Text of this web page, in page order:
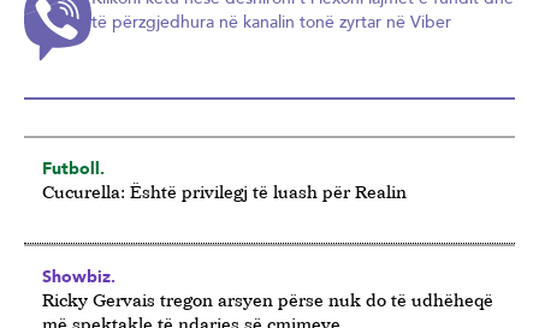
të përzgjedhura në kanalin tonë zyrtar në Viber
Futboll.
Cucurella: Është privilegj të luash për Realin
Showbiz.
Ricky Gervais tregon arsyen përse nuk do të udhëheqë